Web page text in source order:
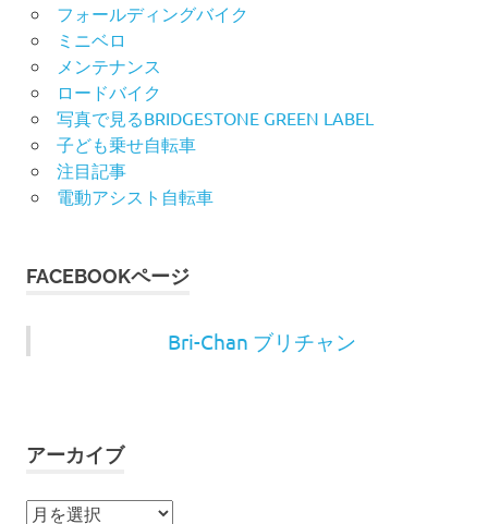
フォールディングバイク
ミニベロ
メンテナンス
ロードバイク
写真で見るBRIDGESTONE GREEN LABEL
子ども乗せ自転車
注目記事
電動アシスト自転車
FACEBOOKページ
Bri-Chan ブリチャン
アーカイブ
ア